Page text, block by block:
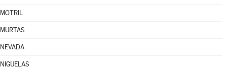
MOTRIL
MURTAS
NEVADA
NIGÜELAS